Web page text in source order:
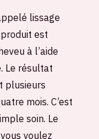
lissage
est
à l’aide
Le résultat
plusieurs
mois. C’est
soin. Le
voulez